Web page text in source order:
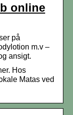
online
på
m.v –
ansigt.
Hos
Matas ved